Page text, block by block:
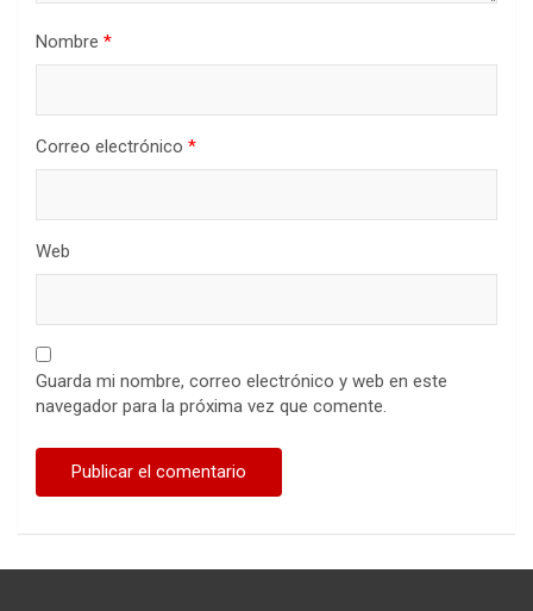
Nombre *
Correo electrónico *
Web
Guarda mi nombre, correo electrónico y web en este
navegador para la próxima vez que comente.